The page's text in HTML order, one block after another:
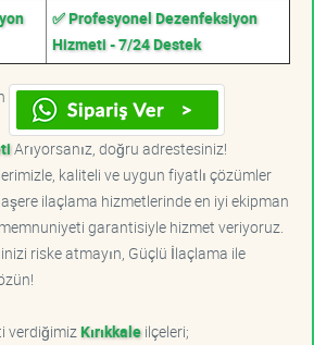
✅ Profesyonel Dezenfeksiyon
Hizmeti - 7/24 Destek
Arıyorsanız, doğru adrestesiniz!
kaliteli ve uygun fiyatlı çözümler
ilaçlama hizmetlerinde en iyi ekipman
garantisiyle hizmet veriyoruz.
riske atmayın, Güçlü İlaçlama ile
verdiğimiz Kırıkkaleilçeleri;